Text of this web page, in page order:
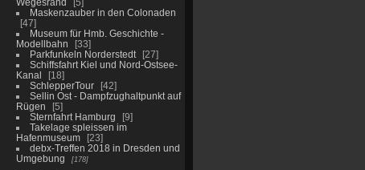
Maskenzauber in den Colonaden
47
Museum für Hmb. Geschichte -
Modellbahn
33
Parkfunkeln Norderstedt
27
Schiffsfahrt Kiel und Nord-Ostsee-
Kanal
18
SchlepperTour
42
Sellin Ost - Dampfzughaltpunkt auf
Rügen
5
Sternfahrt Hamburg
9
Takelage spleissen im
Hafenmuseum
23
debx-Treffen 2018 in Dresden und
Umgebung
178